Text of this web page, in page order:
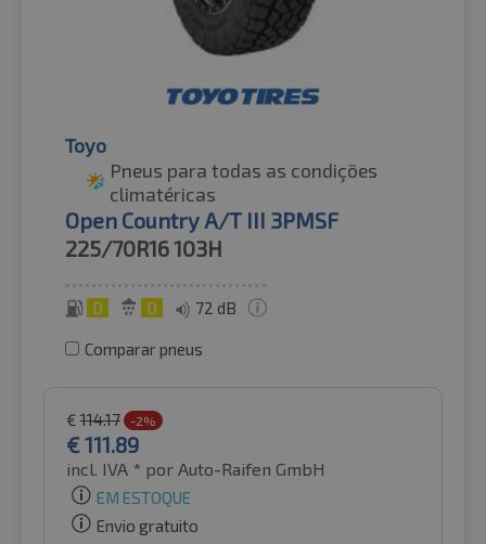
Toyo
Pneus para todas as condições
climatéricas
Open Country A/T III 3PMSF
225/70R16103H
D D 72 dB
Comparar pneus
€ 114.17 -2%
€111.89
incl. IVA * por Auto-Raifen GmbH
EM ESTOQUE
Envio gratuito